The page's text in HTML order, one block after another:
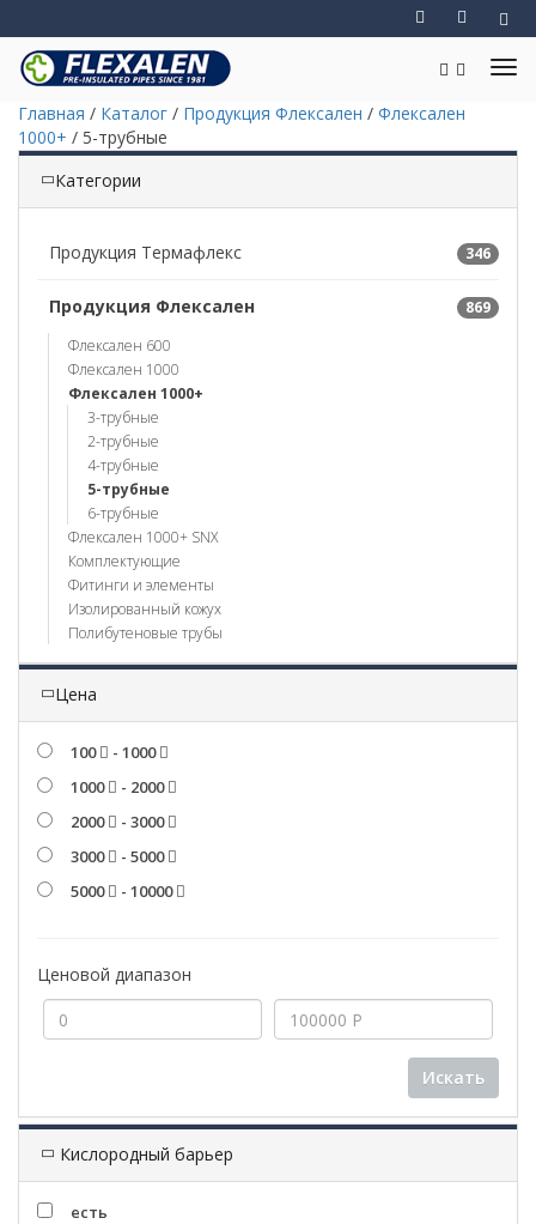
Главная / Каталог / Продукция Флексален / Флексален
1000+ / 5-трубные
Категории
Продукция Термафлекс 346
Продукция Флексален
869
Флексален 600
Флексален 1000
Флексален 1000+
3-трубные
2-трубные
4-трубные
5-трубные
6-трубные
Флексален 1000+ SNX
Комплектующие
Фитинги и элементы
Изолированный кожух
Полибутеновые трубы
Цена
100
- 1000
1000
- 2000
2000
- 3000
3000
- 5000
5000
- 10000
Ценовой диапазон
Искать
Кислородный барьер
есть